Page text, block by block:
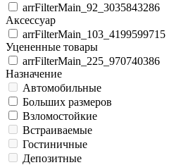
arrFilterMain_92_3035843286
Аксессуар
arrFilterMain_103_4199599715
Уцененные товары
arrFilterMain_225_970740386
Назначение
Автомобильные
Больших размеров
Взломостойкие
Встраиваемые
Гостиничные
Депозитные